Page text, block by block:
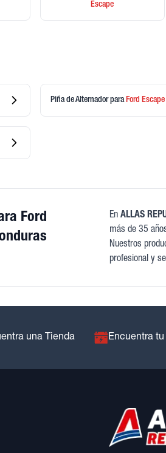
Escape
Piña de Alternadorpara Ford Escape
Ford
EnALLAS
más de 35
Nuestros
profesional y
una Tienda Encuentra